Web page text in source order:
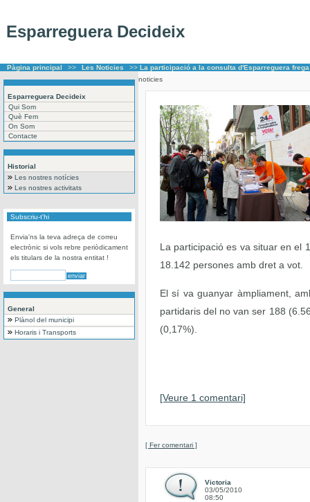
Esparreguera Decideix
Pàgina principal >> Les Noticies >> La participació a la consulta d'Esparreguera
Esparreguera Decideix
Qui Som
Què Fem
On Som
Contacte
Historial
Les nostres notícies
Les nostres activitats
Subscriu-t'hi
Envia'ns la teva adreça de correu
electrònic si vols rebre periòdicament
els titulars de la nostra entitat !
General
Plànol del municipi
Horaris i Transports
noticies
La participació es va situar en el
18.142 persones amb dret a vot.
El sí va guanyar àmpliament,
partidaris del no van ser 188
(0,17%).
[Veure 1 comentari]
[ Fer comentari ]
Victoria
03/05/2010
08:50